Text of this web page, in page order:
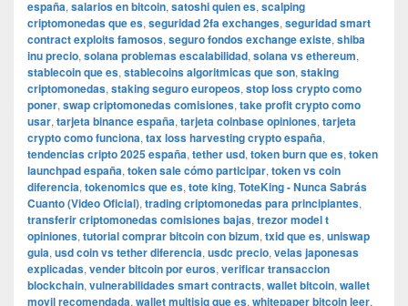
españa, salarios en bitcoin, satoshi quien es, scalping
criptomonedas que es, seguridad 2fa exchanges, seguridad smart
contract exploits famosos, seguro fondos exchange existe, shiba
inu precio, solana problemas escalabilidad, solana vs ethereum,
stablecoin que es, stablecoins algoritmicas que son, staking
criptomonedas, staking seguro europeos, stop loss crypto como
poner, swap criptomonedas comisiones, take profit crypto como
usar, tarjeta binance españa, tarjeta coinbase opiniones, tarjeta
crypto como funciona, tax loss harvesting crypto españa,
tendencias cripto 2025 españa, tether usd, token burn que es, token
launchpad españa, token sale cómo participar, token vs coin
diferencia, tokenomics que es, tote king, ToteKing - Nunca Sabrás
Cuanto (Video Oficial), trading criptomonedas para principiantes,
transferir criptomonedas comisiones bajas, trezor model t
opiniones, tutorial comprar bitcoin con bizum, txid que es, uniswap
guia, usd coin vs tether diferencia, usdc precio, velas japonesas
explicadas, vender bitcoin por euros, verificar transaccion
blockchain, vulnerabilidades smart contracts, wallet bitcoin, wallet
movil recomendada, wallet multisig que es, whitepaper bitcoin leer,